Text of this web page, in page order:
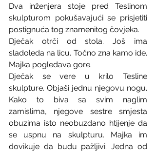
Dva inženjera stoje pred Teslinom
skulpturom pokušavajući se prisjetiti
postignuća tog znamenitog čovjeka.
Dječak otrči od stola. Još ima
sladoleda na licu. Točno zna kamo ide.
Majka pogledava gore.
Dječak se vere u krilo Tesline
skulpture. Objaši jednu njegovu nogu.
Kako to biva sa svim naglim
zamislima, njegove sestre smjesta
obuzima isto neobuzdano htijenje da
se uspnu na skulpturu. Majka im
dovikuje da budu pažljivi. Jedna od